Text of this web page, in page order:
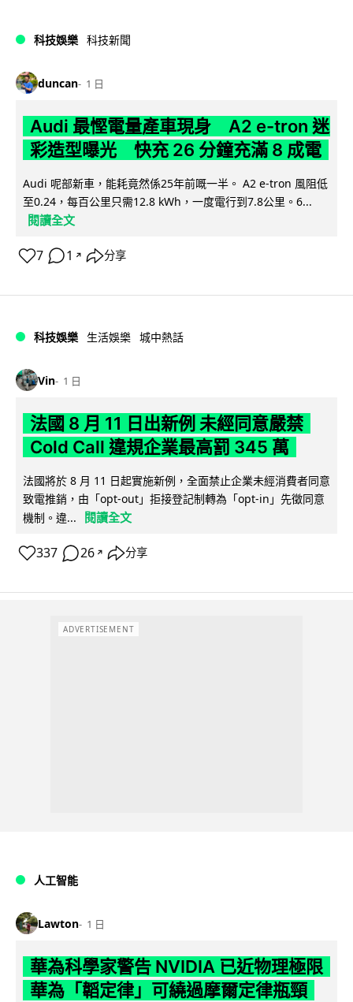
科技娛樂 科技新聞
duncan 1 日
Audi 最慳電量產車現身 A2 e-tron 迷
彩造型曝光 快充 26 分鐘充滿 8 成電
Audi 呢部新車，能耗竟然係25年前嘅一半。 A2 e-tron 風阻低
至0.24，每百公里只需12.8 kWh，一度電行到7.8公里。6...
閱讀全文
7 1 ↗ 分享
科技娛樂 生活娛樂 城中熱話
Vin 1 日
法國 8 月 11 日出新例 未經同意嚴禁
Cold Call 違規企業最高罰 345 萬
法國將於 8 月 11 日起實施新例，全面禁止企業未經消費者同意
致電推銷，由「opt-out」拒接登記制轉為「opt-in」先徵同意
機制。違...
閱讀全文
337 26 ↗ 分享
ADVERTISEMENT
人工智能
Lawton 1 日
華為科學家警告 NVIDIA 已近物理極限
華為「韜定律」可繞過摩爾定律瓶頸